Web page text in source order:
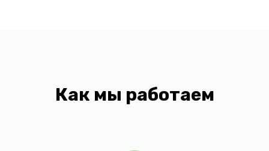
Как мы работаем